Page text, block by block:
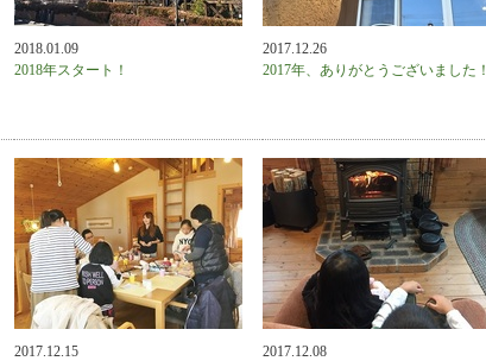
2018.01.09
2018年スタート！
2017.12.26
2017年、ありがとうございました！
2017.12.15
2017.12.08